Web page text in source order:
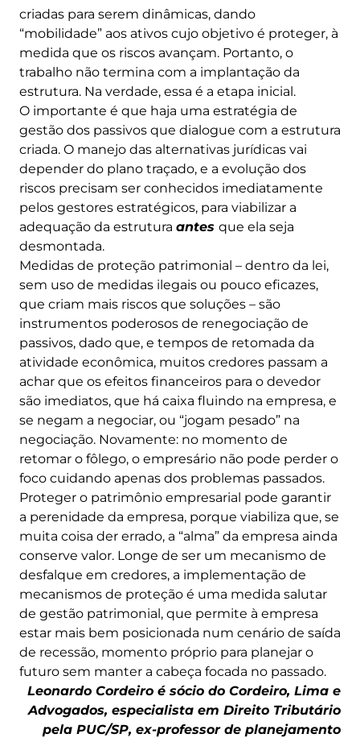
criadas para serem dinâmicas, dando
“mobilidade” aos ativos cujo objetivo é proteger, à
medida que os riscos avançam. Portanto, o
trabalho não termina com a implantação da
estrutura. Na verdade, essa é a etapa inicial.
O importante é que haja uma estratégia de
gestão dos passivos que dialogue com a estrutura
criada. O manejo das alternativas jurídicas vai
depender do plano traçado, e a evolução dos
riscos precisam ser conhecidos imediatamente
pelos gestores estratégicos, para viabilizar a
adequação da estrutura antes que ela seja
desmontada.
Medidas de proteção patrimonial – dentro da lei,
sem uso de medidas ilegais ou pouco eficazes,
que criam mais riscos que soluções – são
instrumentos poderosos de renegociação de
passivos, dado que, e tempos de retomada da
atividade econômica, muitos credores passam a
achar que os efeitos financeiros para o devedor
são imediatos, que há caixa fluindo na empresa, e
se negam a negociar, ou “jogam pesado” na
negociação. Novamente: no momento de
retomar o fôlego, o empresário não pode perder o
foco cuidando apenas dos problemas passados.
Proteger o patrimônio empresarial pode garantir
a perenidade da empresa, porque viabiliza que, se
muita coisa der errado, a “alma” da empresa ainda
conserve valor. Longe de ser um mecanismo de
desfalque em credores, a implementação de
mecanismos de proteção é uma medida salutar
de gestão patrimonial, que permite à empresa
estar mais bem posicionada num cenário de saída
de recessão, momento próprio para planejar o
futuro sem manter a cabeça focada no passado.
Leonardo Cordeiro é sócio do Cordeiro, Lima e
Advogados, especialista em Direito Tributário
pela PUC/SP, ex-professor de planejamento